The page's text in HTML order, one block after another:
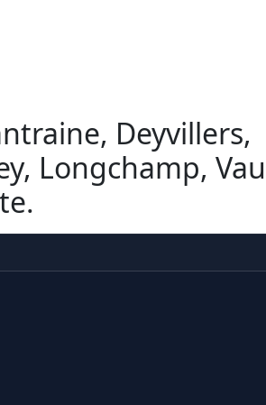
Deyvillers,
Longchamp,